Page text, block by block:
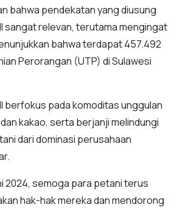
bahwa pendekatan yang diusung
sangat relevan, terutama mengingat
bahwa terdapat 457.492
Perorangan (UTP) di Sulawesi
berfokus pada komoditas unggulan
kakao, serta berjanji melindungi
dari dominasi perusahaan
2024, semoga para petani terus
hak-hak mereka dan mendorong